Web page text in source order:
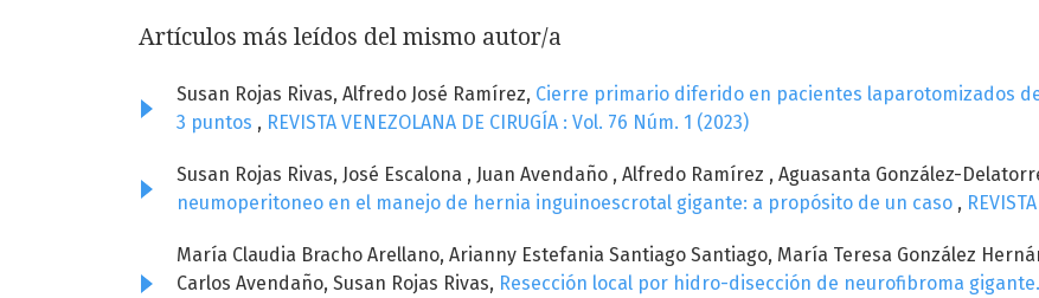
Artículos más leídos del mismo autor/a
Susan Rojas Rivas, Alfredo José Ramírez, Cierre primario diferido en pacientes laparotomizados
3 puntos , REVISTA VENEZOLANA DE CIRUGÍA : Vol. 76 Núm. 1 (2023)
Susan Rojas Rivas, José Escalona , Juan Avendaño , Alfredo Ramírez , Aguasanta González-
neumoperitoneo en el manejo de hernia inguinoescrotal gigante: a propósito de un caso ,
María Claudia Bracho Arellano, Arianny Estefania Santiago Santiago, María Teresa González
Carlos Avendaño, Susan Rojas Rivas, Resección local por hidro-disección de neurofibroma